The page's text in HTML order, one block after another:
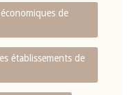
de
établissements de